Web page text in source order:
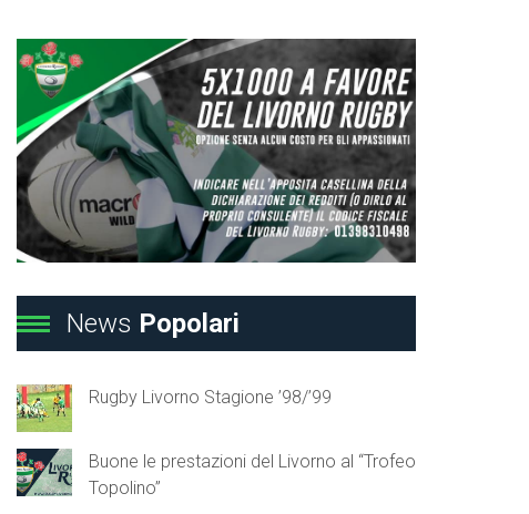
News Popolari
Rugby Livorno Stagione ’98/’99
Buone le prestazioni del Livorno al “Trofeo
Topolino”